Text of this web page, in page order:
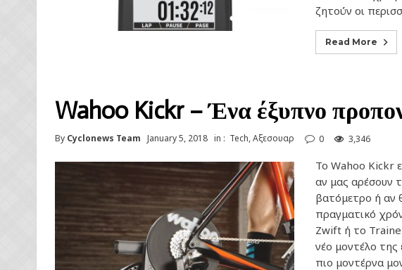
ζητούν οι
Read More
Wahoo Kickr – Ένα έξυπνο
By Cyclonews Team January 5, 2018 in : Tech,Αξεσουαρ 0 3,346
Το Wahoo Kickr
αν μας αρέσουν
βατόμετρο ή αν
πραγματικό
Zwift ή το
νέο μοντέλο της
πιο μοντέρνα